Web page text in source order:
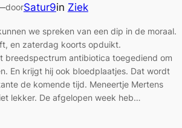
doorSatur9in Ziek
we spreken van een dip in de moraal.
en zaterdag koorts opduikt.
breedspectrum antibiotica toegediend om
En krijgt hij ook bloedplaatjes. Dat wordt
de komende tijd. Meneertje Mertens
lekker. De afgelopen week heb…